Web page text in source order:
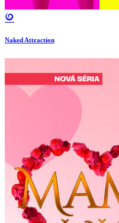
Naked Attraction